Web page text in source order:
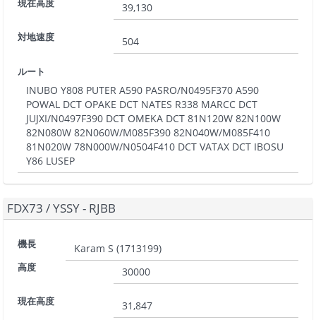
現在高度 39,130
対地速度 504
ルート
INUBO Y808 PUTER A590 PASRO/N0495F370 A590
POWAL DCT OPAKE DCT NATES R338 MARCC DCT
JUJXI/N0497F390 DCT OMEKA DCT 81N120W 82N100W
82N080W 82N060W/M085F390 82N040W/M085F410
81N020W 78N000W/N0504F410 DCT VATAX DCT IBOSU
Y86 LUSEP
FDX73 /YSSY - RJBB
機長 Karam S (1713199)
高度 30000
現在高度 31,847